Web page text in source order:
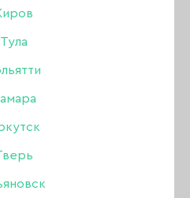
Тула
для моделирования